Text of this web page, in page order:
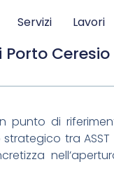
Servizi Lavori
punto di
tra ASST